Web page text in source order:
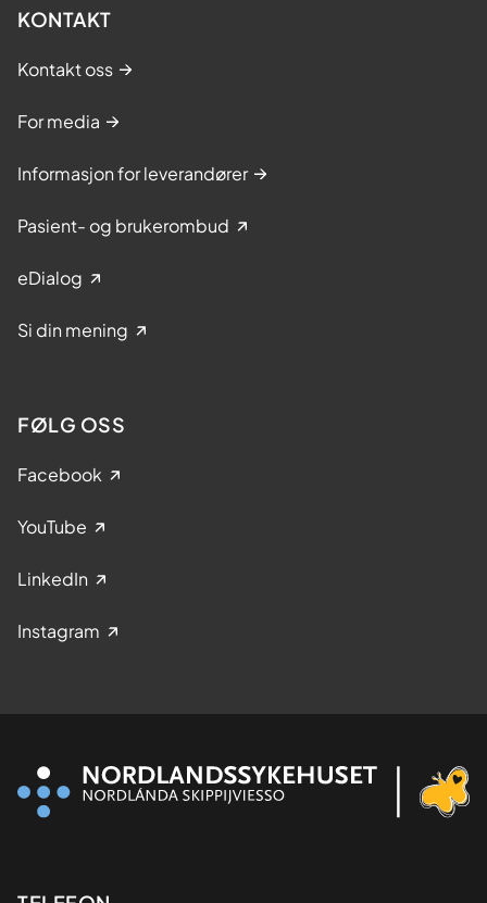
KONTAKT
Kontakt oss
For media
Informasjon for leverandører
Pasient- og brukerombud
eDialog
Si din mening
FØLG OSS
Facebook
YouTube
LinkedIn
Instagram